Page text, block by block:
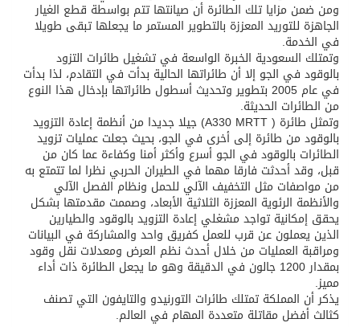
ومن ضمن مزايا تلك الطائرة أن صيانتها تتم بواسطة قطع الغيار
الجاهزة للتوريد المعززة بالتطوير المستمر ما يجعلها تبقى طويلا
في الخدمة.
وتمتلك السعودية الخبرة الواسعة في تشغيل طائرات التزود
بالوقود في الجو إلا أن طائراتها الحالية بدأت في التقادم، لذا بدأت
في عام 2005 بتطوير وتحديث أسطول طائراتها بإدخال هذا النوع
من الطائرات الحديثة.
وتمثل طائرة ( A330 MRTT) جيلا جديدا من أنظمة إعادة التزويد
بالوقود من طائرة إلى أخرى في الجو، بحيث جعلت عمليات تزويد
الطائرات بالوقود في الجو أسرع وأكثر أمنا وكفاءة عما كان من
قبل، وقد أحدثت فارقا مهما في الطيران الحربي نظرا لما تتمتع به
من مواصفات مثل التخفيف الآلي للحمل ونظام الفصل الآلي
والأنظمة الرئوية المعززة الثلاثية الأبعاد، وصممت مقدمتها بشكل
يحقق إمكانية تواجد مشغلي إعادة التزويد بالوقود والطيارين
الذين يعملون عن قرب للعمل كفريق واحد والمشاركة في البيانات
ومراقبة العمليات من خلال أحدث نظم العرض ومعدلات نقل وقود
بمقدار 1200 جالون في الدقيقة وهو ما يجعل الطائرة ذات أداء
مميز.
يذكر أن المملكة تمتلك طائرات التورنيدو والتايفون التي تصنف
كثالث أفضل مقاتلة متعددة المهام في العالم.